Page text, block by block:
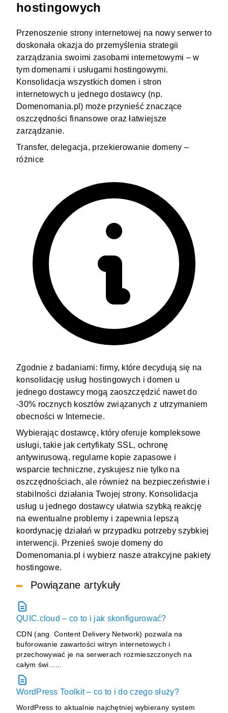
hostingowych
Przenoszenie strony internetowej na nowy serwer to
doskonała okazja do przemyślenia strategii
zarządzania swoimi zasobami internetowymi – w
tym domenami i usługami hostingowymi.
Konsolidacja wszystkich domen i stron
internetowych u jednego dostawcy (np.
Domenomania.pl) może przynieść znaczące
oszczędności finansowe oraz łatwiejsze
zarządzanie.
Transfer, delegacja, przekierowanie domeny –
różnice
Zgodnie z badaniami: firmy, które decydują się na
konsolidację usług hostingowych i domen u
jednego dostawcy mogą zaoszczędzić nawet do
-30% rocznych kosztów związanych z utrzymaniem
obecności w Internecie.
Wybierając dostawcę, który oferuje kompleksowe
usługi, takie jak certyfikaty SSL, ochronę
antywirusową, regularne kopie zapasowe i
wsparcie techniczne, zyskujesz nie tylko na
oszczędnościach, ale również na bezpieczeństwie i
stabilności działania Twojej strony. Konsolidacja
usług u jednego dostawcy ułatwia szybką reakcję
na ewentualne problemy i zapewnia lepszą
koordynację działań w przypadku potrzeby szybkiej
interwencji. Przenieś swoje domeny do
Domenomania.pl i wybierz nasze atrakcyjne pakiety
hostingowe.
Powiązane artykuły
QUIC.cloud – co to i jak skonfigurować?
CDN (ang. Content Delivery Network) pozwala na
buforowanie zawartości witryn internetowych i
przechowywać je na serwerach rozmieszczonych na
całym świ......
WordPress Toolkit – co to i do czego służy?
WordPress to aktualnie najchętniej wybierany system